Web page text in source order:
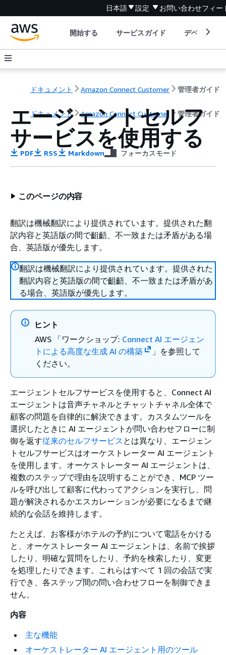
日本語 設定 お問い合わせフィー
開始する サービスガイド デベロッパ
ドキュメント Amazon Connect Customer 管理者ガイド
ドキュメント Amazon Connect Customer 管理者ガイド
エージェントセルフ
サービスを使用する
PDF RSS Markdown フォーカスモード
このページの内容
翻訳は機械翻訳により提供されています。提供された翻
訳内容と英語版の間で齟齬、不一致または矛盾がある場
合、英語版が優先します。
翻訳は機械翻訳により提供されています。提供された
翻訳内容と英語版の間で齟齬、不一致または矛盾があ
る場合、英語版が優先します。
ヒント
AWS 「ワークショップ: Connect AI エージェン
トによる高度な生成 AI の構築
」を参照して
ください。
エージェントセルフサービスを使用すると、Connect AI
エージェントは音声チャネルとチャットチャネル全体で
顧客の問題を自律的に解決できます。カスタムツールを
選択したときに AI エージェントが問い合わせフローに制
御を返す従来のセルフサービス とは異なり、エージェン
トセルフサービスはオーケストレーター AI エージェント
を使用します。オーケストレーター AI エージェントは、
複数のステップで理由を説明することができ、MCP ツー
ルを呼び出して顧客に代わってアクションを実行し、問
題が解決されるかエスカレーションが必要になるまで継
続的な会話を維持します。
たとえば、お客様がホテルの予約について電話をかける
と、オーケストレーター AI エージェントは、名前で挨拶
したり、明確な質問をしたり、予約を検索したり、変更
を処理したりできます。これらはすべて 1 回の会話で実
行でき、各ステップ間の問い合わせフローを制御できま
せん。
内容
主な機能
オーケストレーター AI エージェント用のツール